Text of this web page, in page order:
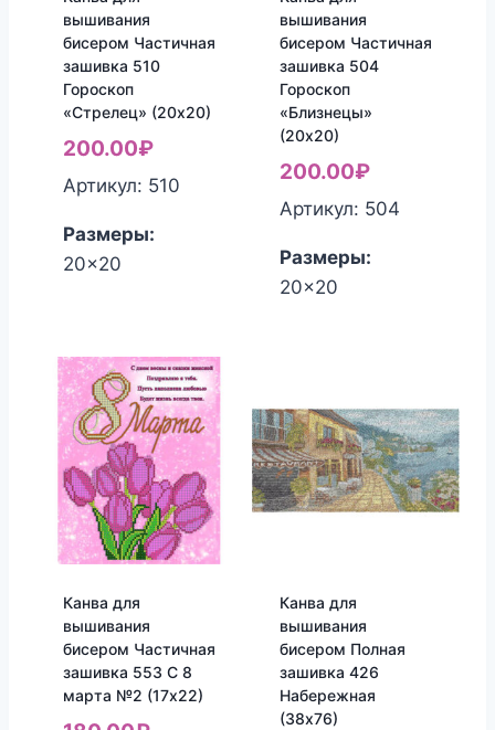
вышивания
бисером Частичная
зашивка 510
Гороскоп
«Стрелец» (20х20)
200.00₽
Артикул: 510
Размеры:
20x20
вышивания
бисером Частичная
зашивка 504
Гороскоп
«Близнецы»
(20х20)
200.00₽
Артикул: 504
Размеры:
20x20
Канва для
вышивания
бисером Частичная
зашивка 553 С 8
марта №2 (17х22)
Канва для
вышивания
бисером Полная
зашивка 426
Набережная
(38х76)